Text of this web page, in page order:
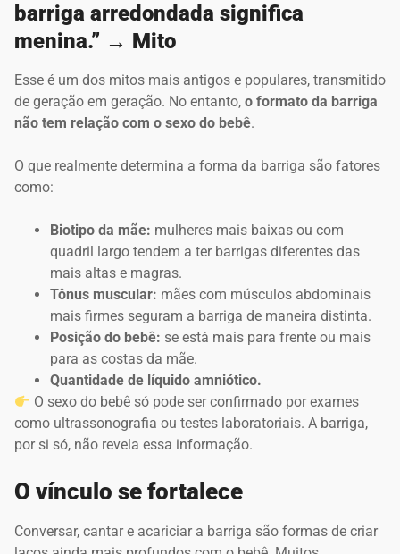
barriga arredondada significa
menina.” → Mito
Esse é um dos mitos mais antigos e populares, transmitido
de geração em geração. No entanto, o formato da barriga
não tem relação com o sexo do bebê.
O que realmente determina a forma da barriga são fatores
como:
Biotipo da mãe: mulheres mais baixas ou com
quadril largo tendem a ter barrigas diferentes das
mais altas e magras.
Tônus muscular: mães com músculos abdominais
mais firmes seguram a barriga de maneira distinta.
Posição do bebê: se está mais para frente ou mais
para as costas da mãe.
Quantidade de líquido amniótico.
O sexo do bebê só pode ser confirmado por exames
como ultrassonografia ou testes laboratoriais. A barriga,
por si só, não revela essa informação.
O vínculo se fortalece
Conversar, cantar e acariciar a barriga são formas de criar